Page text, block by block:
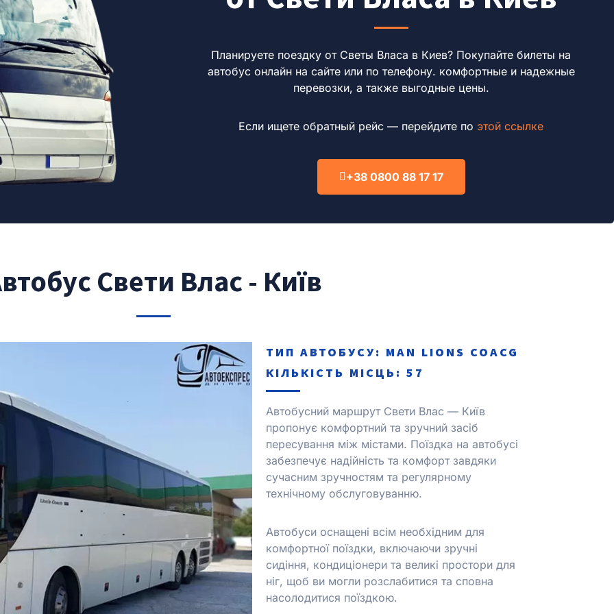
Планируете поездку от Светы Власа в Киев? Покупайте билеты на
автобус онлайн на сайте или по телефону. комфортные и надежные
перевозки, а также выгодные цены.
Если ищете обратный рейс — перейдите по этой ссылке
+38 0800 88 17 17
Свети Влас - Київ
ТИП АВТОБУСУ: MAN LІONS COACG
КІЛЬКІСТЬ МІСЦЬ: 57
Автобусний маршрут Свети Влас — Київ
пропонує комфортний та зручний засіб
пересування між містами. Поїздка на автобусі
забезпечує надійність та комфорт завдяки
сучасним зручностям та регулярному
технічному обслуговуванню.
Автобуси оснащені всім необхідним для
комфортної поїздки, включаючи зручні
сидіння, кондиціонери та великі простори для
ніг, щоб ви могли розслабитися та сповна
насолодитися поїздкою.